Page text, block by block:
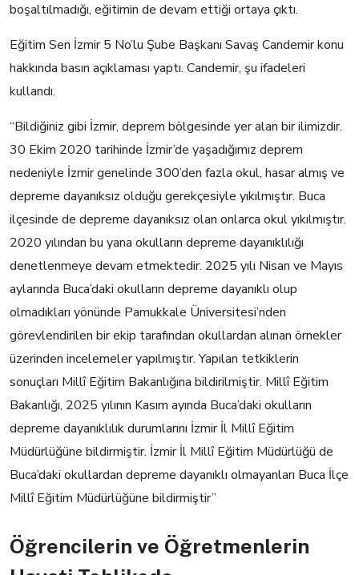
boşaltılmadığı, eğitimin de devam ettiği ortaya çıktı.
Eğitim Sen İzmir 5 No’lu Şube Başkanı Savaş Candemir konu
hakkında basın açıklaması yaptı. Candemir, şu ifadeleri
kullandı.
“Bildiğiniz gibi İzmir, deprem bölgesinde yer alan bir ilimizdir.
30 Ekim 2020 tarihinde İzmir’de yaşadığımız deprem
nedeniyle İzmir genelinde 300’den fazla okul, hasar almış ve
depreme dayanıksız olduğu gerekçesiyle yıkılmıştır. Buca
ilçesinde de depreme dayanıksız olan onlarca okul yıkılmıştır.
2020 yılından bu yana okulların depreme dayanıklılığı
denetlenmeye devam etmektedir. 2025 yılı Nisan ve Mayıs
aylarında Buca’daki okulların depreme dayanıklı olup
olmadıkları yönünde Pamukkale Üniversitesi’nden
görevlendirilen bir ekip tarafından okullardan alınan örnekler
üzerinden incelemeler yapılmıştır. Yapılan tetkiklerin
sonuçları Millî Eğitim Bakanlığına bildirilmiştir. Millî Eğitim
Bakanlığı, 2025 yılının Kasım ayında Buca’daki okulların
depreme dayanıklılık durumlarını İzmir İl Millî Eğitim
Müdürlüğüne bildirmiştir. İzmir İl Millî Eğitim Müdürlüğü de
Buca’daki okullardan depreme dayanıklı olmayanları Buca İlçe
Millî Eğitim Müdürlüğüne bildirmiştir”
Öğrencilerin ve Öğretmenlerin